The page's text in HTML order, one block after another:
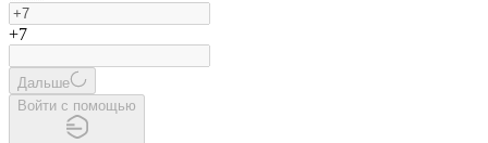
+7
Дальше
Войти с помощью